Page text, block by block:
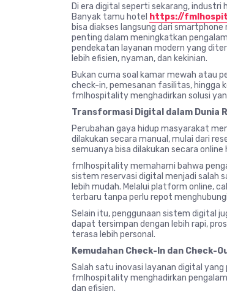
Di era digital seperti sekarang,
Banyak tamu hotel https://
bisa diakses langsung dari
penting dalam meningkatkan
pendekatan layanan modern yang
lebih efisien, nyaman, dan kekinian.
Bukan cuma soal kamar mewah atau
check-in, pemesanan fasilitas, hingga
fmlhospitality menghadirkan solusi
Transformasi Digital dalam Dunia
Perubahan gaya hidup masyarakat
dilakukan secara manual, mulai dari
semuanya bisa dilakukan secara
fmlhospitality memahami bahwa
sistem reservasi digital menjadi salah
lebih mudah. Melalui platform online,
terbaru tanpa perlu repot
Selain itu, penggunaan sistem digital
dapat tersimpan dengan lebih rapi,
terasa lebih personal.
Kemudahan Check-In dan Check-
Salah satu inovasi layanan digital
fmlhospitality menghadirkan
dan efisien.